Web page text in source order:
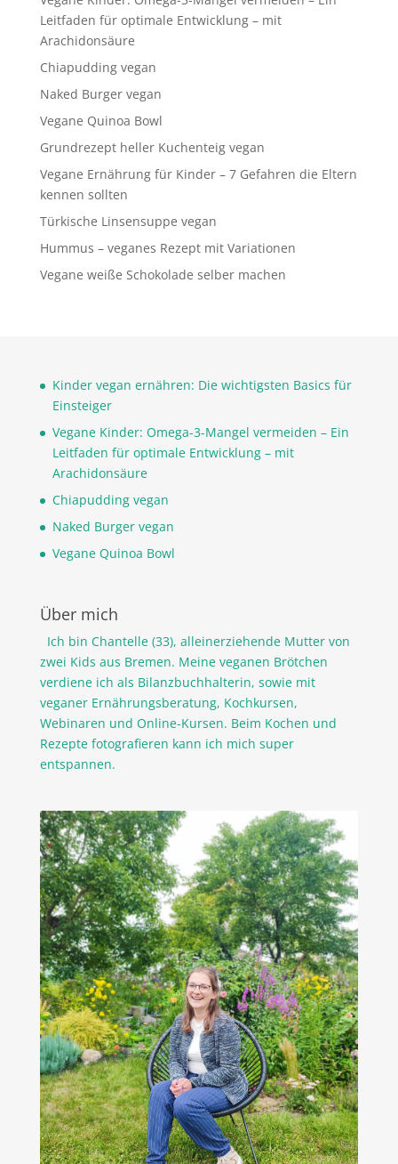
Leitfaden für optimale Entwicklung – mit
Arachidonsäure
Chiapudding vegan
Naked Burger vegan
Vegane Quinoa Bowl
Grundrezept heller Kuchenteig vegan
Vegane Ernährung für Kinder – 7 Gefahren die Eltern
kennen sollten
Türkische Linsensuppe vegan
Hummus – veganes Rezept mit Variationen
Vegane weiße Schokolade selber machen
Kinder vegan ernähren: Die wichtigsten Basics für
Einsteiger
Vegane Kinder: Omega-3-Mangel vermeiden – Ein
Leitfaden für optimale Entwicklung – mit
Arachidonsäure
Chiapudding vegan
Naked Burger vegan
Vegane Quinoa Bowl
Über mich
Ich bin Chantelle (33), alleinerziehende Mutter von
zwei Kids aus Bremen. Meine veganen Brötchen
verdiene ich als Bilanzbuchhalterin, sowie mit
veganer Ernährungsberatung, Kochkursen,
Webinaren und Online-Kursen. Beim Kochen und
Rezepte fotografieren kann ich mich super
entspannen.